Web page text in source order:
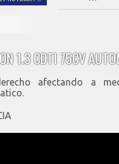
1.3 CDTI 75CV
afectando a